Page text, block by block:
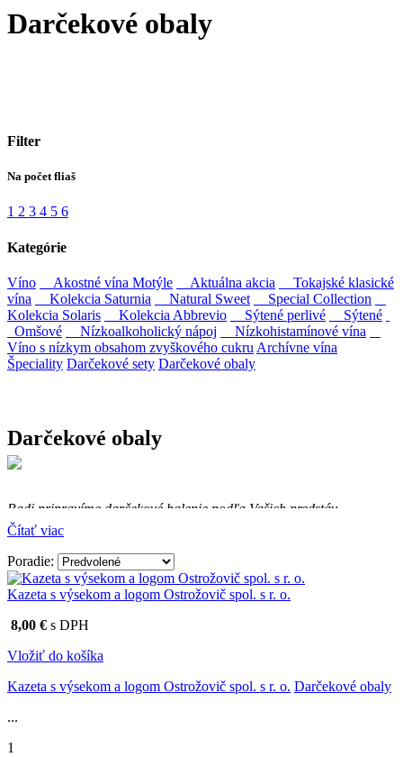
Darčekové obaly
Filter
Na počet fliaš
1 2 3 4 5 6
Kategórie
Víno Akostné vína Motýle Aktuálna akcia
Tokajské klasické
vína
Kolekcia Saturnia Natural Sweet
Special Collection
Kolekcia Solaris
Kolekcia Abbrevio Sýtené perlivé
Sýtené
Omšové
Nízkoalkoholický nápoj
Nízkohistamínové vína
Víno s nízkym obsahom zvyškového cukru Archívne vína
Špeciality Darčekové sety Darčekové obaly
Darčekové obaly
Radi pripravíme darčekové balenie podľa Vašich predstáv.
Vaše logo alebo balenie? Vyrobíme Vám
pergamen, čokoládovú pralinku…
Cena je individuálna podľa požiadavky, počtu kusov, materiálu,
farieb…
Prázdne darčekové obaly sú samostatne nepredajné, len s vínami
Ostrožovič.
Ceny obalov sú bez vín.
Čítať viac
Poradie:
Kazeta s výsekom a logom Ostrožovič spol. s r. o.
8,00 € s DPH
Vložiť do košíka
Kazeta s výsekom a logom Ostrožovič spol. s r. o. Darčekové obaly
...
1